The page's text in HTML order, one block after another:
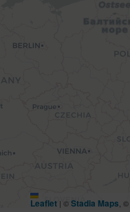
Leaflet | ©Stadia Maps , ©